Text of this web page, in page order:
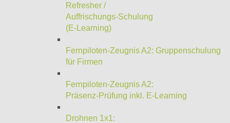
Refresher /
Auffrischungs-Schulung
(E-Learning)
Fernpiloten-Zeugnis A2: Gruppenschulung
für Firmen
Fernpiloten-Zeugnis A2:
Präsenz-Prüfung inkl. E-Learning
Drohnen 1x1: